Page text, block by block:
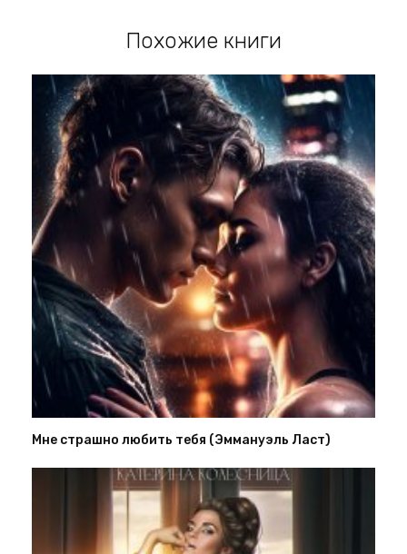
Похожие книги
Мне страшно любить тебя (Эммануэль Ласт)